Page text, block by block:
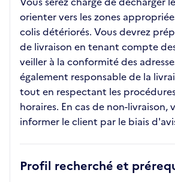
orienter vers les zones
colis détériorés. Vous devrez
de livraison en tenant compte
veiller à la conformité des
également responsable de la
tout en respectant les
horaires. En cas de non-livraison,
informer le client par le biais
Profil recherché et